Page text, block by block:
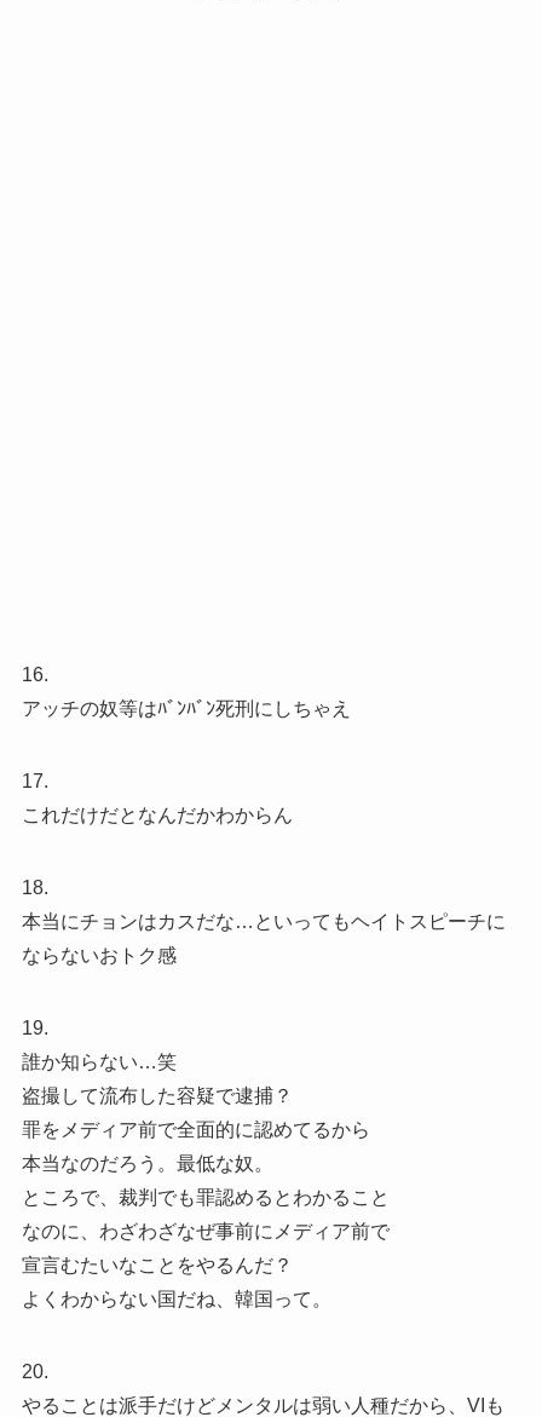
16.
アッチの奴等はﾊﾞﾝﾊﾞﾝ死刑にしちゃえ
17.
これだけだとなんだかわからん
18.
本当にチョンはカスだな…といってもヘイトスピーチに
ならないおトク感
19.
誰か知らない…笑
盗撮して流布した容疑で逮捕？
罪をメディア前で全面的に認めてるから
本当なのだろう。最低な奴。
ところで、裁判でも罪認めるとわかること
なのに、わざわざなぜ事前にメディア前で
宣言むたいなことをやるんだ？
よくわからない国だね、韓国って。
20.
やることは派手だけどメンタルは弱い人種だから、VIも